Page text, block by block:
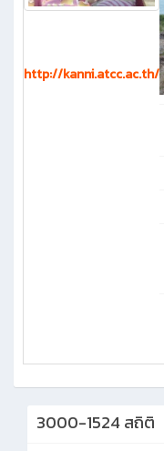
http://kanni.atcc.ac.th/
3000-1524 สถิติ